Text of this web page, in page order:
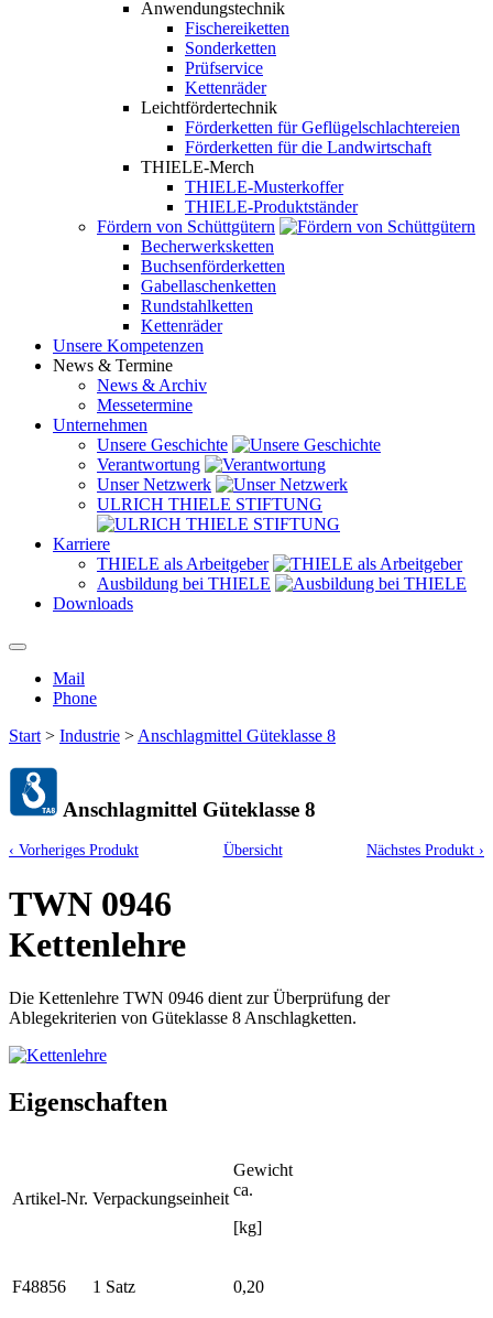
Anwendungstechnik
Fischereiketten
Sonderketten
Prüfservice
Kettenräder
Leichtfördertechnik
Förderketten für Geflügelschlachtereien
Förderketten für die Landwirtschaft
THIELE-Merch
THIELE-Musterkoffer
THIELE-Produktständer
Fördern von Schüttgütern
Becherwerksketten
Buchsenförderketten
Gabellaschenketten
Rundstahlketten
Kettenräder
Unsere Kompetenzen
News & Termine
News & Archiv
Messetermine
Unternehmen
Unsere Geschichte
Verantwortung
Unser Netzwerk
ULRICH THIELE STIFTUNG
Karriere
THIELE als Arbeitgeber
Ausbildung bei THIELE
Downloads
Mail
Phone
Start > Industrie > Anschlagmittel Güteklasse 8
Anschlagmittel Güteklasse 8
‹ Vorheriges Produkt Übersicht Nächstes Produkt ›
TWN 0946
Kettenlehre
Die Kettenlehre TWN 0946 dient zur Überprüfung der
Ablegekriterien von Güteklasse 8 Anschlagketten.
Eigenschaften
Artikel-Nr. Verpackungseinheit
Gewicht
ca.
[kg]
F48856 1 Satz 0,20